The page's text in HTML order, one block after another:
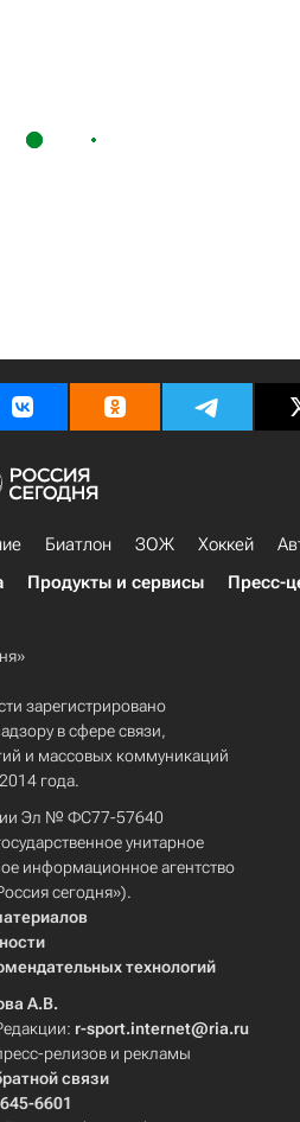
Биатлон ЗОЖ Хоккей
Продукты и сервисы Пресс-
зарегистрировано
в сфере связи,
и массовых коммуникаций
года.
Эл № ФС77-57640
унитарное
информационное агентство
сегодня»).
технологий
А.В.
r-sport.internet@ria.ru
релизов и рекламы
связи
6601